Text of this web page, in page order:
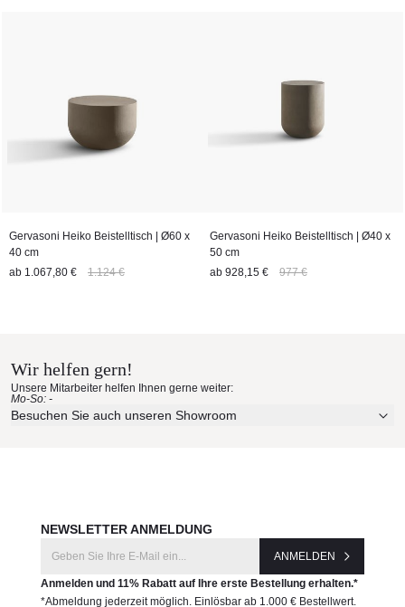
Gervasoni Heiko Beistelltisch | Ø60 x
40 cm
ab 1.067,80 € 1.124 €
Gervasoni Heiko Beistelltisch | Ø40 x
50 cm
ab 928,15 € 977 €
Wir helfen gern!
Unsere Mitarbeiter helfen Ihnen gerne weiter:
Mo-So: -
Besuchen Sie auch unseren Showroom
NEWSLETTER ANMELDUNG
ANMELDEN
Anmelden und 11% Rabatt auf Ihre erste Bestellung erhalten.*
*Abmeldung jederzeit möglich. Einlösbar ab 1.000 € Bestellwert.